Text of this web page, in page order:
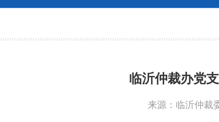
临沂仲裁办党
来源：临沂仲裁